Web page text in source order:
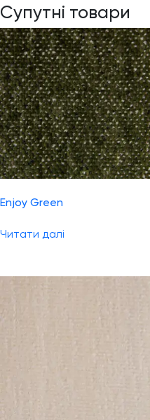
Супутні товари
Enjoy Green
Читати далі